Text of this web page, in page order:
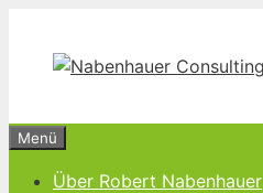
springen
Menü
Über Robert Nabenhauer